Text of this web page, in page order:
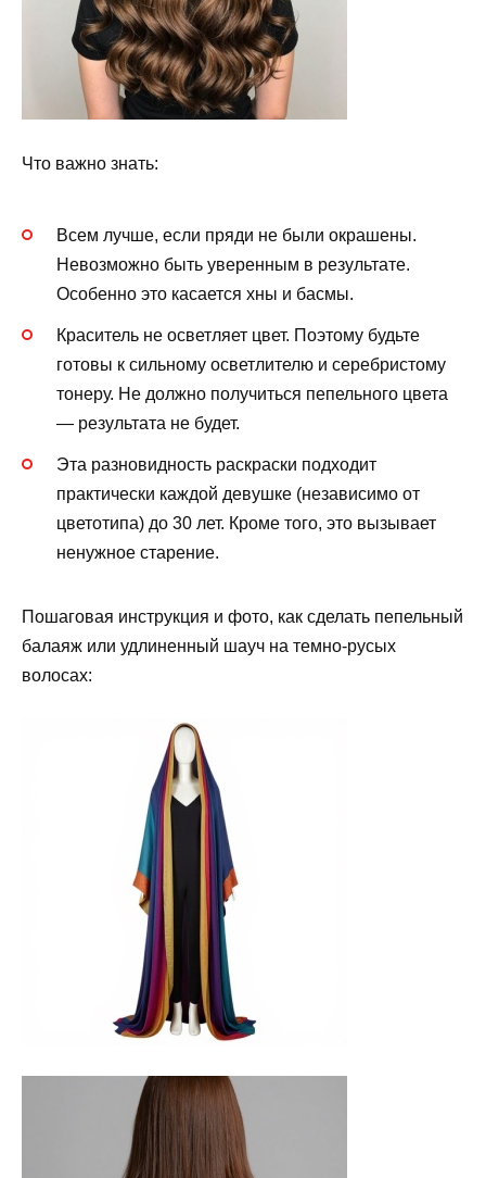
Что важно знать:
Всем лучше, если пряди не были окрашены.
Невозможно быть уверенным в результате.
Особенно это касается хны и басмы.
Краситель не осветляет цвет. Поэтому будьте
готовы к сильному осветлителю и серебристому
тонеру. Не должно получиться пепельного цвета
— результата не будет.
Эта разновидность раскраски подходит
практически каждой девушке (независимо от
цветотипа) до 30 лет. Кроме того, это вызывает
ненужное старение.
Пошаговая инструкция и фото, как сделать пепельный
балаяж или удлиненный шауч на темно-русых
волосах: